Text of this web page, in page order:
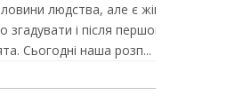
людства, але є жінки,
і після першого
Сьогодні наша розп...